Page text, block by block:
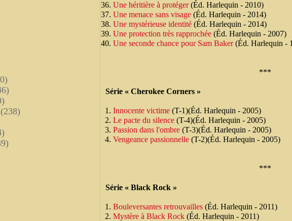
(238)
Une héritière à protéger(Éd. Harlequin - 2010)
Une menace sans visage (Éd. Harlequin - 2014)
Une mystérieuse identité (Éd. Harlequin - 2014)
Une protection très rapprochée (Éd. Harlequin - 2007)
Une seconde chance pour Sam Baker(Éd. Harlequin -
***
Série « Cherokee Corners »
Innocente victime (T-1)(Éd. Harlequin - 2005)
Le pacte du silence (T-4)(Éd. Harlequin - 2005)
Passion dans l'ombre (T-3)(Éd. Harlequin - 2005)
Vengeance passionnelle (T-2)(Éd. Harlequin - 2005)
***
Série « Black Rock »
Bouleversantes retrouvailles (Éd. Harlequin - 2011)
Mystère à Black Rock (Éd. Harlequin - 2011)